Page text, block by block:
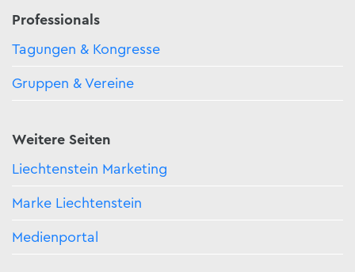
Professionals
Tagungen & Kongresse
Gruppen & Vereine
Weitere Seiten
Liechtenstein Marketing
Marke Liechtenstein
Medienportal